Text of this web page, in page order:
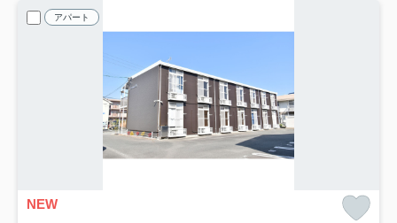
アパート
NEW